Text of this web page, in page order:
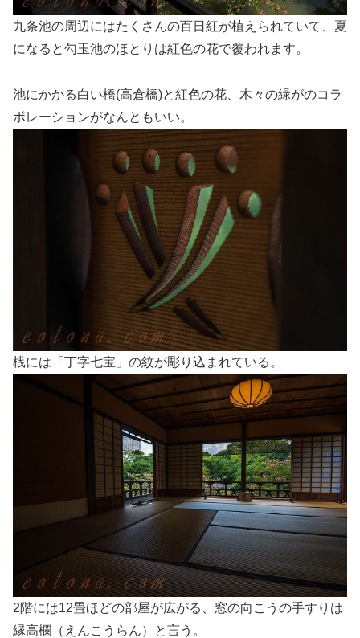
九条池の周辺にはたくさんの百日紅が植えられていて、夏
になると勾玉池のほとりは紅色の花で覆われます。
池にかかる白い橋(高倉橋)と紅色の花、木々の緑がのコラ
ボレーションがなんともいい。
桟には「丁字七宝」の紋が彫り込まれている。
2階には12畳ほどの部屋が広がる、窓の向こうの手すりは
縁高欄（えんこうらん）と言う。